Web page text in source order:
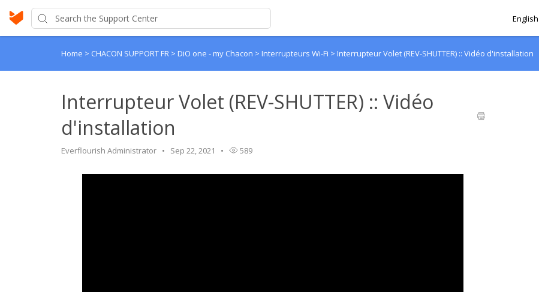
English
Home > CHACON SUPPORT FR > DiO one - my Chacon > Interrupteurs Wi-Fi > Interrupteur Volet (REV-SHUTTER) :: Vidéo d'installation
Interrupteur Volet (REV-SHUTTER) :: Vidéo
d'installation
Everflourish Administrator Sep 22, 2021 589